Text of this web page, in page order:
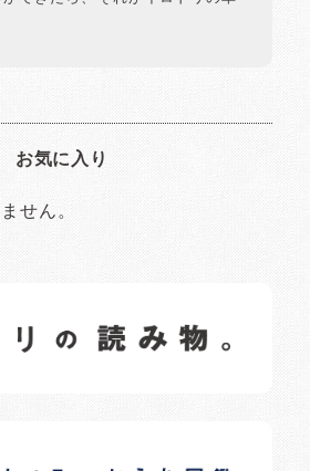
お気に入り
せん。
中です。
中です。